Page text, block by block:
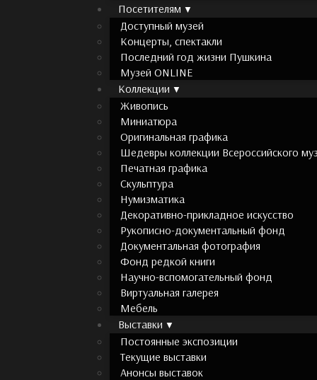
Посетителям
Доступный музей
Концерты, спектакли
Последний год жизни Пушкина
Музей ONLINE
Коллекции
Живопись
Миниатюра
Оригинальная графика
Шедевры коллекции Всероссийского
Печатная графика
Скульптура
Нумизматика
Декоративно-прикладное искусство
Рукописно-документальный фонд
Документальная фотография
Фонд редкой книги
Научно-вспомогательный фонд
Виртуальная галерея
Мебель
Выставки
Постоянные экспозиции
Текущие выставки
Анонсы выставок